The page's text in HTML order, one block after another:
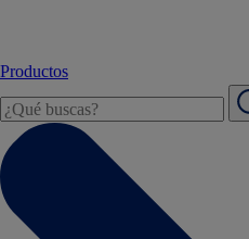
Productos